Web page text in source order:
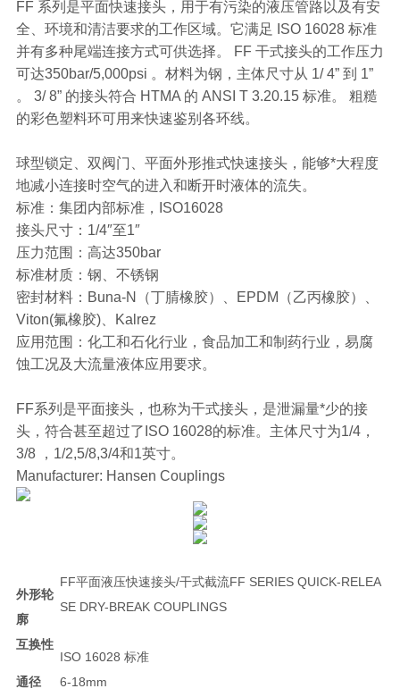
FF 系列是平面快速接头，用于有污染的液压管路以及有安
全、环境和清洁要求的工作区域。它满足 ISO 16028 标准
并有多种尾端连接方式可供选择。 FF 干式接头的工作压力
可达350bar/5,000psi 。材料为钢，主体尺寸从 1/ 4” 到 1”
。 3/ 8” 的接头符合 HTMA 的 ANSI T 3.20.15 标准。 粗糙
的彩色塑料环可用来快速鉴别各环线。
球型锁定、双阀门、平面外形推式快速接头，能够*大程度
地减小连接时空气的进入和断开时液体的流失。
标准：集团内部标准，ISO16028
接头尺寸：1/4″至1″
压力范围：高达350bar
标准材质：钢、不锈钢
密封材料：Buna-N（丁腈橡胶）、EPDM（乙丙橡胶）、
Viton(氟橡胶)、Kalrez
应用范围：化工和石化行业，食品加工和制药行业，易腐
蚀工况及大流量液体应用要求。
FF系列是平面接头，也称为干式接头，是泄漏量*少的接
头，符合甚至超过了ISO 16028的标准。主体尺寸为1/4，
3/8 ，1/2,5/8,3/4和1英寸。
Manufacturer: Hansen Couplings
外形轮
廓
互换性
FF平面液压快速接头/干式截流FF SERIES QUICK-RELEA
SE DRY-BREAK COUPLINGS
ISO 16028 标准
通径
6-18mm